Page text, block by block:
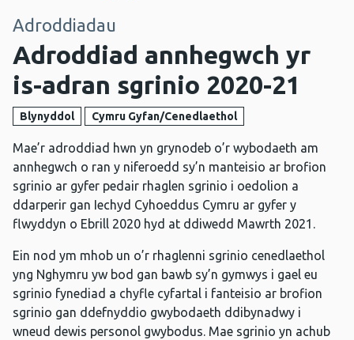
Adroddiadau
Adroddiad annhegwch yr
is-adran sgrinio 2020-21
Blynyddol Cymru Gyfan/Cenedlaethol
Mae’r adroddiad hwn yn grynodeb o’r wybodaeth am
annhegwch o ran y niferoedd sy’n manteisio ar brofion
sgrinio ar gyfer pedair rhaglen sgrinio i oedolion a
ddarperir gan Iechyd Cyhoeddus Cymru ar gyfer y
flwyddyn o Ebrill 2020 hyd at ddiwedd Mawrth 2021.
Ein nod ym mhob un o’r rhaglenni sgrinio cenedlaethol
yng Nghymru yw bod gan bawb sy’n gymwys i gael eu
sgrinio fynediad a chyfle cyfartal i fanteisio ar brofion
sgrinio gan ddefnyddio gwybodaeth ddibynadwy i
wneud dewis personol gwybodus. Mae sgrinio yn achub